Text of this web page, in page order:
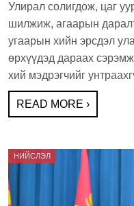
c
e
b
o
o
tt
er
t
ar
e
Улирал солигдож, цаг
шилжиж, агаарын
угаарын хийн эрсдэл
өрхүүдэд дараах
хий мэдрэгчийг
READ MORE ›
НИЙСЛЭЛ